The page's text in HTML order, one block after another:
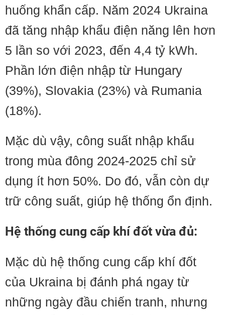
huống khẩn cấp. Năm 2024 Ukraina
đã tăng nhập khẩu điện năng lên hơn
5 lần so với 2023, đến 4,4 tỷ kWh.
Phần lớn điện nhập từ Hungary
(39%), Slovakia (23%) và Rumania
(18%).
Mặc dù vậy, công suất nhập khẩu
trong mùa đông 2024-2025 chỉ sử
dụng ít hơn 50%. Do đó, vẫn còn dự
trữ công suất, giúp hệ thống ổn định.
Hệ thống cung cấp khí đốt vừa đủ:
Mặc dù hệ thống cung cấp khí đốt
của Ukraina bị đánh phá ngay từ
những ngày đầu chiến tranh, nhưng